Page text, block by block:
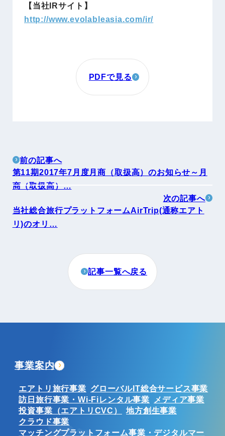
【当社IRサイト】
http://www.evolableasia.com/ir/
PDFで見る
前の記事へ
第11期2017年7月度月商（取扱高）のお知らせ～月
商（取扱高）…
次の記事へ
当社総合旅行プラットフォームAirTrip(通称エアト
リ)のオリ…
記事一覧へ戻る
事業案内
エアトリ旅行事業 グローバルIT総合サービス事業
訪日旅行事業・Wi-Fiレンタル事業
メディア事業
投資事業（エアトリCVC）
地方創生事業
クラウド事業
マッチングプラットフォーム事業・デジタルマー